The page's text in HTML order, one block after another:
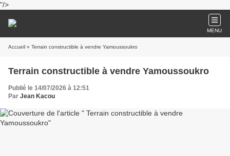
"/>
MENU
Accueil » Terrain constructible à vendre Yamoussoukro
Terrain constructible à vendre Yamoussoukro
Publié le 14/07/2026 à 12:51
Par Jean Kacou